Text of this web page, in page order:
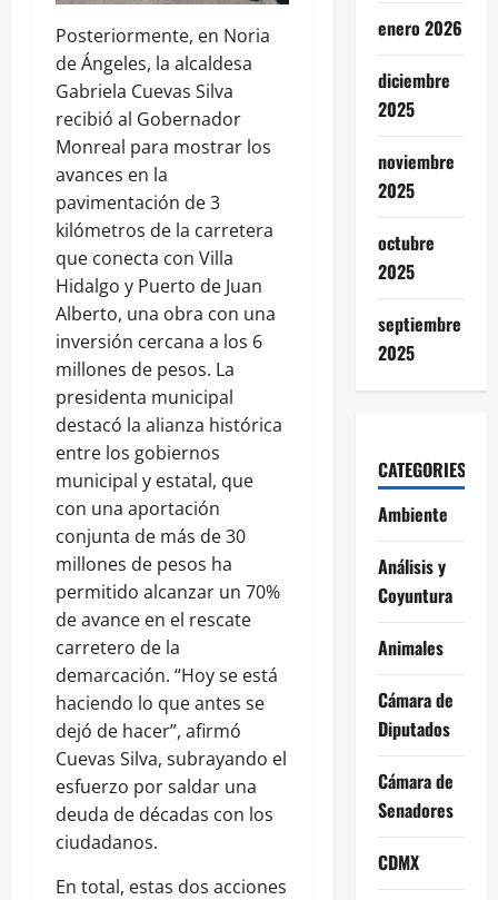
Posteriormente, en Noria
de Ángeles, la alcaldesa
Gabriela Cuevas Silva
recibió al Gobernador
Monreal para mostrar los
avances en la
pavimentación de 3
kilómetros de la carretera
que conecta con Villa
Hidalgo y Puerto de Juan
Alberto, una obra con una
inversión cercana a los 6
millones de pesos. La
presidenta municipal
destacó la alianza histórica
entre los gobiernos
municipal y estatal, que
con una aportación
conjunta de más de 30
millones de pesos ha
permitido alcanzar un 70%
de avance en el rescate
carretero de la
demarcación. “Hoy se está
haciendo lo que antes se
dejó de hacer”, afirmó
Cuevas Silva, subrayando el
esfuerzo por saldar una
deuda de décadas con los
ciudadanos.
En total, estas dos acciones
enero 2026
diciembre
2025
noviembre
2025
octubre
2025
septiembre
2025
CATEGORIES
Ambiente
Análisis y
Coyuntura
Animales
Cámara de
Diputados
Cámara de
Senadores
CDMX